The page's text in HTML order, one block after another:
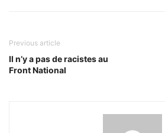
Previous article
Il n’y a pas de racistes au
Front National